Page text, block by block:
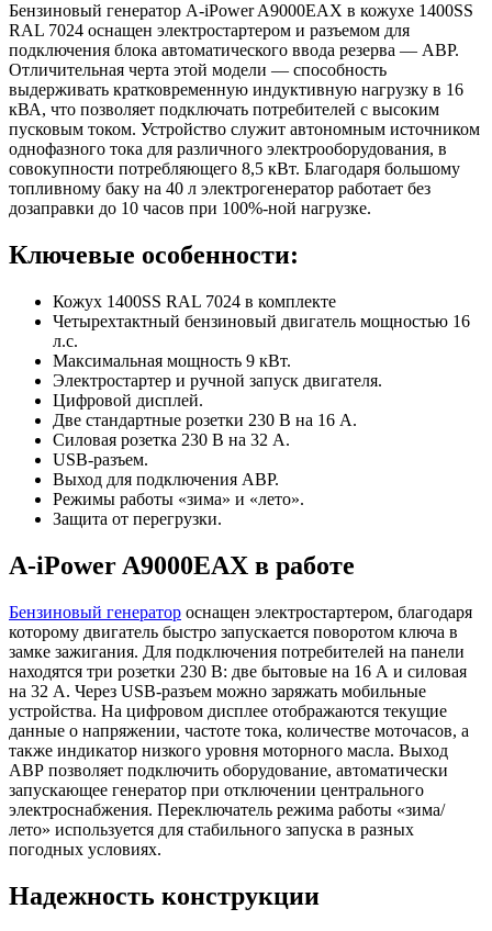
Бензиновый генератор A-iPower A9000EAX в кожухе 1400SS
RAL 7024 оснащен электростартером и разъемом для
подключения блока автоматического ввода резерва — АВР.
Отличительная черта этой модели — способность
выдерживать кратковременную индуктивную нагрузку в 16
кВА, что позволяет подключать потребителей с высоким
пусковым током. Устройство служит автономным источником
однофазного тока для различного электрооборудования, в
совокупности потребляющего 8,5 кВт. Благодаря большому
топливному баку на 40 л электрогенератор работает без
дозаправки до 10 часов при 100%-ной нагрузке.
Ключевые особенности:
Кожух 1400SS RAL 7024 в комплекте
Четырехтактный бензиновый двигатель мощностью 16
л.с.
Максимальная мощность 9 кВт.
Электростартер и ручной запуск двигателя.
Цифровой дисплей.
Две стандартные розетки 230 В на 16 А.
Силовая розетка 230 В на 32 А.
USB-разъем.
Выход для подключения АВР.
Режимы работы «зима» и «лето».
Защита от перегрузки.
A-iPower A9000EAX в работе
Бензиновый генератор оснащен электростартером, благодаря
которому двигатель быстро запускается поворотом ключа в
замке зажигания. Для подключения потребителей на панели
находятся три розетки 230 В: две бытовые на 16 А и силовая
на 32 А. Через USB-разъем можно заряжать мобильные
устройства. На цифровом дисплее отображаются текущие
данные о напряжении, частоте тока, количестве моточасов, а
также индикатор низкого уровня моторного масла. Выход
АВР позволяет подключить оборудование, автоматически
запускающее генератор при отключении центрального
электроснабжения. Переключатель режима работы «зима/
лето» используется для стабильного запуска в разных
погодных условиях.
Надежность конструкции